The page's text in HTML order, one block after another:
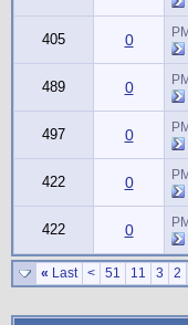
0
405
0
489
0
497
0
422
0
422
2
3
11
51
>
Last
»